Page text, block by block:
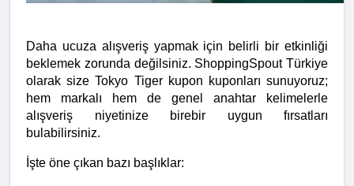
Daha ucuza alışveriş yapmak için belirli bir etkinliği
beklemek zorunda değilsiniz. ShoppingSpout Türkiye
olarak size Tokyo Tiger kupon kuponları sunuyoruz;
hem markalı hem de genel anahtar kelimelerle
alışveriş niyetinize birebir uygun fırsatları
bulabilirsiniz.
İşte öne çıkan bazı başlıklar: